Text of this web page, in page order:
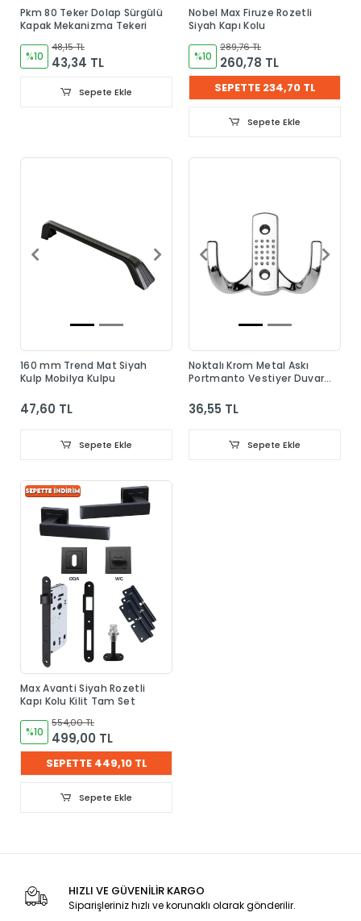
Pkm 80 Teker Dolap Sürgülü
Kapak Mekanizma Tekeri
%10
48,15 TL
43,34 TL
Sepete Ekle
Nobel Max Firuze Rozetli
Siyah Kapı Kolu
%10
289,76 TL
260,78 TL
SEPETTE 234,70 TL
Sepete Ekle
160 mm Trend Mat Siyah
Kulp Mobilya Kulpu
47,60 TL
Sepete Ekle
Noktalı Krom Metal Askı
Portmanto Vestiyer Duvar
36,55 TL
Sepete Ekle
Max Avanti Siyah Rozetli
Kapı Kolu Kilit Tam Set
%10
554,00 TL
499,00 TL
SEPETTE 449,10 TL
Sepete Ekle
HIZLI VE GÜVENİLİR KARGO
Siparişleriniz hızlı ve korunaklı olarak gönderilir.